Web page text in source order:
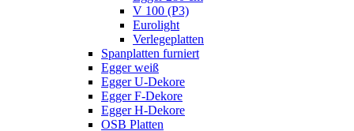
V 100 (P3)
Eurolight
Verlegeplatten
Spanplatten furniert
Egger weiß
Egger U-Dekore
Egger F-Dekore
Egger H-Dekore
OSB Platten